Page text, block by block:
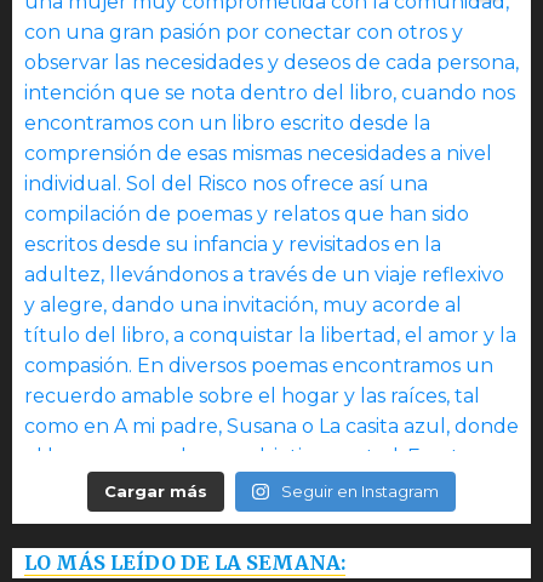
Cargar más Seguir en Instagram
LO MÁS LEÍDO DE LA SEMANA: